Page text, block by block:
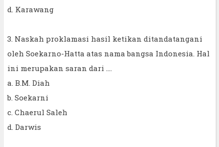
d. Karawang
3. Naskah proklamasi hasil ketikan ditandatangani
oleh Soekarno-Hatta atas nama bangsa Indonesia. Hal
ini merupakan saran dari ....
a. B.M. Diah
b. Soekarni
c. Chaerul Saleh
d. Darwis